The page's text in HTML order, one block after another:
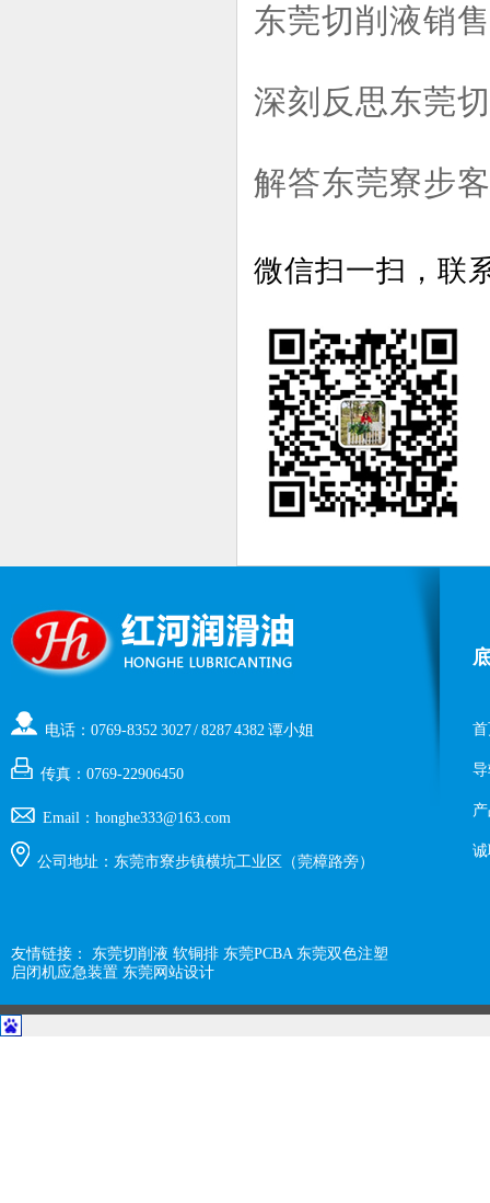
东莞切削液销
深刻反思东莞
解答东莞寮步
微信扫一扫，联
电话：0769-8352 3027 / 8287 4382 谭小姐
传真：0769-22906450
Email：honghe333@163.com
公司地址：东莞市寮步镇横坑工业区（莞樟路旁）
友情链接： 东莞切削液 软铜排 东莞PCBA 东莞双色注塑
启闭机应急装置 东莞网站设计